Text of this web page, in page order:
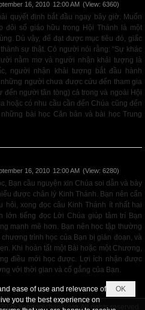
16, 2010 12:00 AM (View: 6360)
quyết định bắt đầu ngay bây giờ. Muốn
đôi số giáo hữu trong Hội Thánh là một
Dù vậy, để đạt được mục tiêu đó, giấc
sự thật. Có người nói rằng: “Sự khác
nằm mơ và người nhận khải tượng là
người nhận khải tượng bắt đầu hành
những người chưa được cứu đến tham gia
đến người tân tòng) cả trong và ngoài Hội
hoặc có nhu cầu cần đến Chúa cũng đến
bài học Căn bản và bài học Trung
16, 2010 12:00 AM (View: 6280)
Bạn cầu nguyện xin Chúa soi dẫn và bày
được chân lý Kinh Thánh. Bạn nên cẩn
hỏi, xong đọc câu Kinh Thánh ít nhất hai
lớn tiếng đọc Lời Chúa giúp tâm trí Bạn
mạnh mẽ hơn. Bạn nên học tập thường
trình học của Bạn bị gián đoạn, và
Khi hoàn tất một Bài hoặc một Chương,
điều mới học được. Lợi ích nhận được
với thời gian và cố gắng của Bạn.
Read More
tiengnoichanly.orgAll rights reserved
OK
ease of use and relevance of
you the best experience on